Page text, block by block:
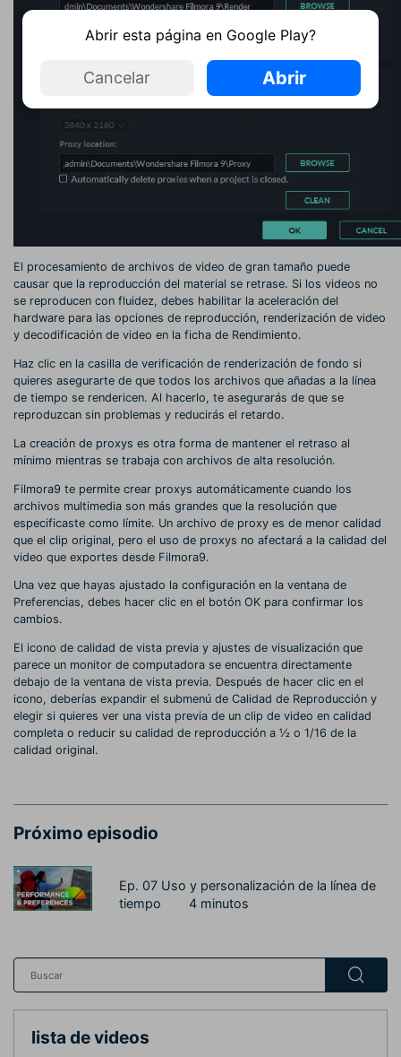
El procesamiento de archivos de video de gran tamaño puede
causar que la reproducción del material se retrase. Si los videos no
se reproducen con fluidez, debes habilitar la aceleración del
hardware para las opciones de reproducción, renderización de video
y decodificación de video en la ficha de Rendimiento.
Haz clic en la casilla de verificación de renderización de fondo si
quieres asegurarte de que todos los archivos que añadas a la línea
de tiempo se rendericen. Al hacerlo, te asegurarás de que se
reproduzcan sin problemas y reducirás el retardo.
La creación de proxys es otra forma de mantener el retraso al
mínimo mientras se trabaja con archivos de alta resolución.
Filmora9 te permite crear proxys automáticamente cuando los
archivos multimedia son más grandes que la resolución que
especificaste como límite. Un archivo de proxy es de menor calidad
que el clip original, pero el uso de proxys no afectará a la calidad del
video que exportes desde Filmora9.
Una vez que hayas ajustado la configuración en la ventana de
Preferencias, debes hacer clic en el botón OK para confirmar los
cambios.
El icono de calidad de vista previa y ajustes de visualización que
parece un monitor de computadora se encuentra directamente
debajo de la ventana de vista previa. Después de hacer clic en el
icono, deberías expandir el submenú de Calidad de Reproducción y
elegir si quieres ver una vista previa de un clip de video en calidad
completa o reducir su calidad de reproducción a ½ o 1/16 de la
calidad original.
Próximo episodio
Ep. 07 Uso y personalización de la línea de
tiempo
4 minutos
lista de videos
Abrir esta página en Google Play?
Cancelar Abrir